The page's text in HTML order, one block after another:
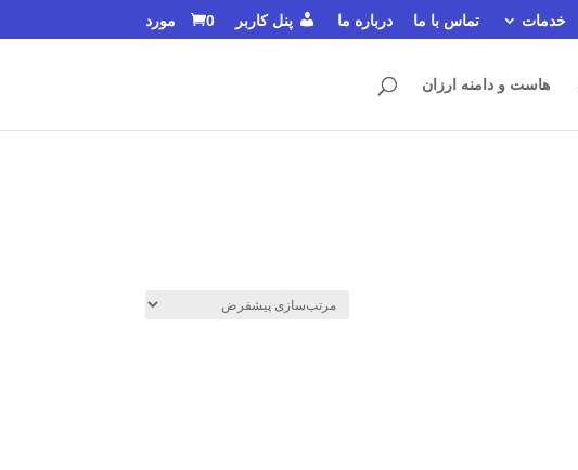
خدمات تماس با ما درباره ما پنل کاربر 0 مورد
هاست و دامنه ارزان